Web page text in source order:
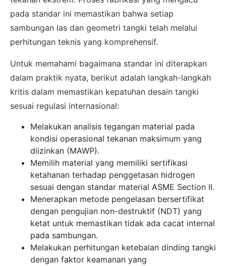
pada standar ini memastikan bahwa setiap
sambungan las dan geometri tangki telah melalui
perhitungan teknis yang komprehensif.
Untuk memahami bagaimana standar ini diterapkan
dalam praktik nyata, berikut adalah langkah-langkah
kritis dalam memastikan kepatuhan desain tangki
sesuai regulasi internasional:
Melakukan analisis tegangan material pada
kondisi operasional tekanan maksimum yang
diizinkan (MAWP).
Memilih material yang memiliki sertifikasi
ketahanan terhadap penggetasan hidrogen
sesuai dengan standar material ASME Section II.
Menerapkan metode pengelasan bersertifikat
dengan pengujian non-destruktif (NDT) yang
ketat untuk memastikan tidak ada cacat internal
pada sambungan.
Melakukan perhitungan ketebalan dinding tangki
dengan faktor keamanan yang